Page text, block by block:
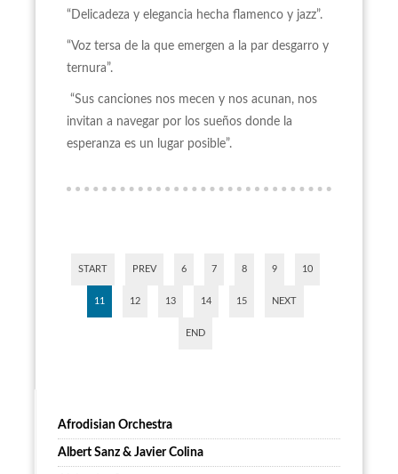
“Delicadeza y elegancia hecha flamenco y jazz”.
“Voz tersa de la que emergen a la par desgarro y
ternura”.
“Sus canciones nos mecen y nos acunan, nos
invitan a navegar por los sueños donde la
esperanza es un lugar posible”.
START PREV 6 7 8 9 10
11 12 13 14 15 NEXT
END
Afrodisian Orchestra
Albert Sanz & Javier Colina